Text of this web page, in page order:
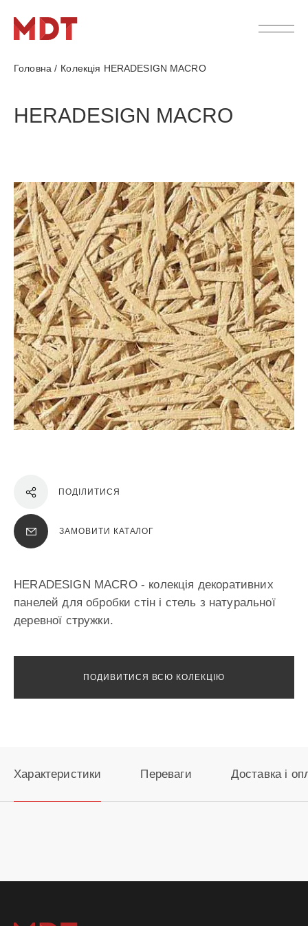
Головна / Колекція HERADESIGN MACRO
HERADESIGN MACRO
ПОДІЛИТИСЯ
ЗАМОВИТИ КАТАЛОГ
HERADESIGN MACRO - колекція декоративних
панелей для обробки стін і стель з натуральної
деревної стружки.
ПОДИВИТИСЯ ВСЮ КОЛЕКЦІЮ
Характеристики Переваги Доставка і